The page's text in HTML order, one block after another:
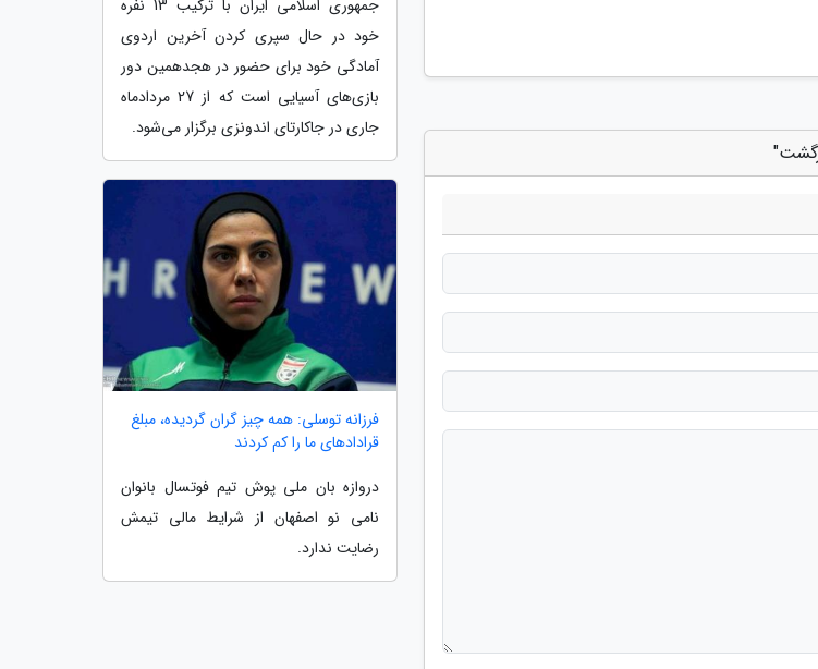
جمهوری اسلامی ایران با ترکیب 13 نفره
خود در حال سپری کردن آخرین اردوی
آمادگی خود برای حضور در هجدهمین دور
بازی‌های آسیایی است که از 27 مردادماه
جاری در جاکارتای اندونزی برگزار می‌شود.
فرزانه توسلی: همه چیز گران گردیده، مبلغ
قرادادهای ما را کم کردند
دروازه بان ملی پوش تیم فوتسال بانوان
نامی نو اصفهان از شرایط مالی تیمش
رضایت ندارد.